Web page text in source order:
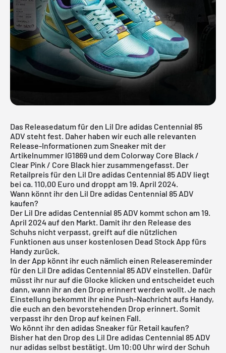
Das Releasedatum für den Lil Dre adidas Centennial 85
ADV steht fest. Daher haben wir euch alle relevanten
Release-Informationen zum Sneaker mit der
Artikelnummer IG1869 und dem Colorway Core Black /
Clear Pink / Core Black hier zusammengefasst. Der
Retailpreis für den Lil Dre adidas Centennial 85 ADV liegt
bei ca. 110,00 Euro und droppt am 19. April 2024.
Wann könnt ihr den Lil Dre adidas Centennial 85 ADV
kaufen?
Der Lil Dre adidas Centennial 85 ADV kommt schon am 19.
April 2024 auf den Markt. Damit ihr den Release des
Schuhs nicht verpasst, greift auf die nützlichen
Funktionen aus unser kostenlosen Dead Stock App fürs
Handy zurück.
In der App könnt ihr euch nämlich einen Releasereminder
für den Lil Dre adidas Centennial 85 ADV einstellen. Dafür
müsst ihr nur auf die Glocke klicken und entscheidet euch
dann, wann ihr an den Drop erinnert werden wollt. Je nach
Einstellung bekommt ihr eine Push-Nachricht aufs Handy,
die euch an den bevorstehenden Drop erinnert. Somit
verpasst ihr den Drop auf keinen Fall.
Wo könnt ihr den adidas Sneaker für Retail kaufen?
Bisher hat den Drop des Lil Dre adidas Centennial 85 ADV
nur adidas selbst bestätigt. Um 10:00 Uhr wird der Schuh